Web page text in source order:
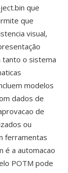
que
que
visual,
tanto o sistema
modelos
dados de
de
ou
ferramentas
é a automacao
POTM pode